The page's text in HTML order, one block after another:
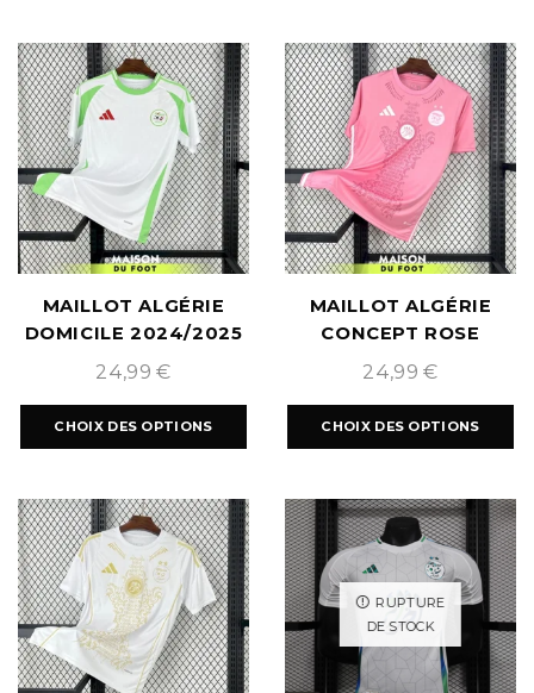
MAILLOT ALGÉRIE
DOMICILE 2024/2025
24,99€
CHOIX DES OPTIONS
MAILLOT ALGÉRIE
CONCEPT ROSE
2024/2025
24,99€
CHOIX DES OPTIONS
RUPTURE
DE STOCK